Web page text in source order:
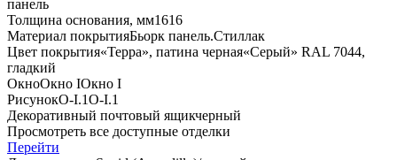
панель
Толщина основания, мм1616
Материал покрытияБьорк панель.Стиллак
Цвет покрытия«Терра», патина черная«Серый» RAL 7044,
гладкий
ОкноОкно IОкно I
РисунокO-I.1O-I.1
Декоративный почтовый ящикчерный
Просмотреть все доступные отделки
Перейти